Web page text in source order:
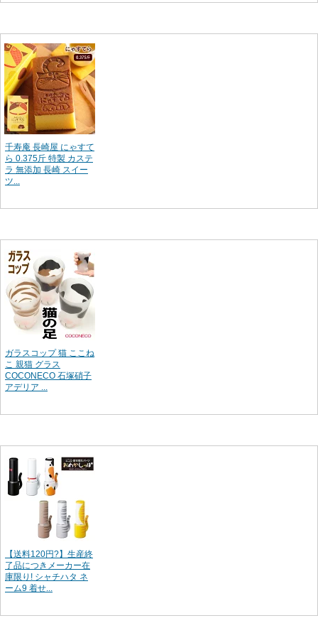
千寿庵 長崎屋 にゃすて
ら 0.375斤 特製 カステ
ラ 無添加 長崎 スイー
ツ...
ガラスコップ 猫 ここね
こ 親猫 グラス
COCONECO 石塚硝子
アデリア ...
【送料120円?】生産終
了品につきメーカー在
庫限り! シャチハタ ネ
ーム9 着せ...